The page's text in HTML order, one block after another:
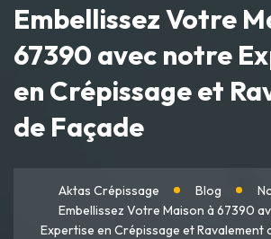
Embellissez Votre
67390 avec notre
en Crépissage et
de Façade
Aktas Crépissage Blog
Embellissez Votre Maison à 67390
Expertise en Crépissage et Ravalement